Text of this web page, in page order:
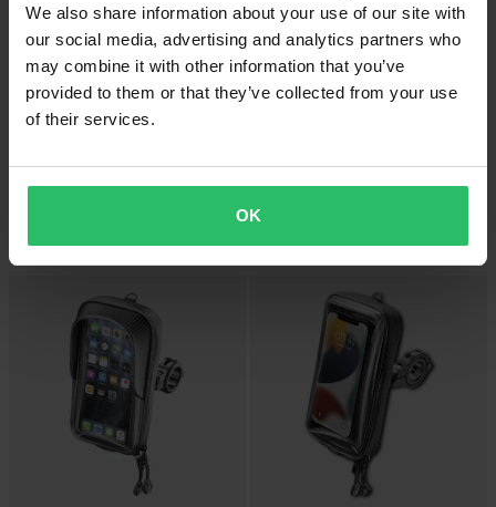
We also share information about your use of our site with
our social media, advertising and analytics partners who
may combine it with other information that you’ve
provided to them or that they’ve collected from your use
of their services.
OK
CHF 11.95
Ersatzhalterungen Interphone
CHF 12.95 -28%
Handyhalterung + Klammer
Interphone